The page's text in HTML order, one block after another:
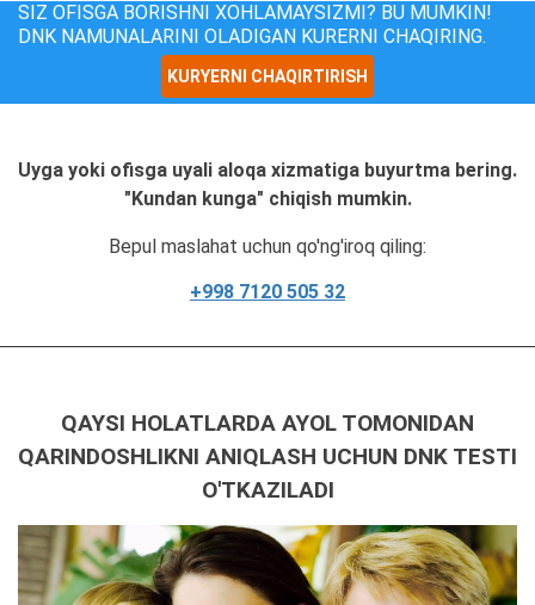
SIZ OFISGA BORISHNI XOHLAMAYSIZMI? BU MUMKIN!
DNK NAMUNALARINI OLADIGAN KURERNI CHAQIRING.
KURYERNI CHAQIRTIRISH
Uyga yoki ofisga uyali aloqa xizmatiga buyurtma bering.
"Kundan kunga" chiqish mumkin.
Bepul maslahat uchun qo'ng'iroq qiling:
+998 7120 505 32
QAYSI HOLATLARDA AYOL TOMONIDAN
QARINDOSHLIKNI ANIQLASH UCHUN DNK TESTI
O'TKAZILADI